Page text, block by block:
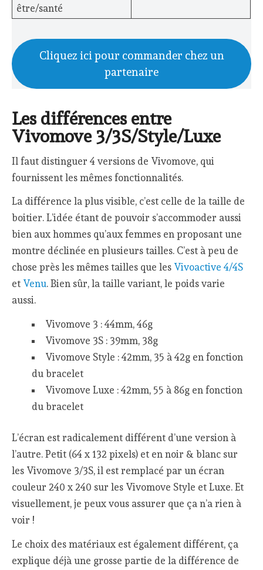
être/santé
Cliquez ici pour commander chez un
partenaire
Les différences entre
Vivomove 3/3S/Style/Luxe
Il faut distinguer 4 versions de Vivomove, qui
fournissent les mêmes fonctionnalités.
La différence la plus visible, c’est celle de la taille de
boitier. L’idée étant de pouvoir s’accommoder aussi
bien aux hommes qu’aux femmes en proposant une
montre déclinée en plusieurs tailles. C’est à peu de
chose près les mêmes tailles que les Vivoactive 4/4S
et Venu. Bien sûr, la taille variant, le poids varie
aussi.
Vivomove 3 : 44mm, 46g
Vivomove 3S : 39mm, 38g
Vivomove Style : 42mm, 35 à 42g en fonction
du bracelet
Vivomove Luxe : 42mm, 55 à 86g en fonction
du bracelet
L’écran est radicalement différent d’une version à
l’autre. Petit (64 x 132 pixels) et en noir & blanc sur
les Vivomove 3/3S, il est remplacé par un écran
couleur 240 x 240 sur les Vivomove Style et Luxe. Et
visuellement, je peux vous assurer que ça n’a rien à
voir !
Le choix des matériaux est également différent, ça
explique déjà une grosse partie de la différence de